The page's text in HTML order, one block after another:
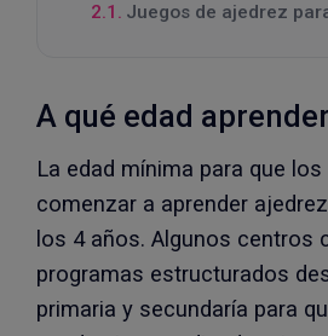
Juegos de ajedrez
A qué edad
La edad mínima para que
comenzar a aprender
los 4 años. Algunos centros
programas estructurados
primaria y secundaría para